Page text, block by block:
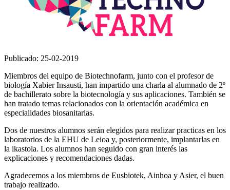
Publicado: 25-02-2019
Miembros del equipo de Biotechnofarm, junto con el profesor de
biología Xabier Insausti, han impartido una charla al alumnado de 2º
de bachillerato sobre la biotecnología y sus aplicaciones. También se
han tratado temas relacionados con la orientación académica en
especialidades biosanitarias.
Dos de nuestros alumnos serán elegidos para realizar practicas en los
laboratorios de la EHU de Leioa y, posteriormente, implantarlas en
la ikastola. Los alumnos han seguido con gran interés las
explicaciones y recomendaciones dadas.
Agradecemos a los miembros de Eusbiotek, Ainhoa y Asier, el buen
trabajo realizado.